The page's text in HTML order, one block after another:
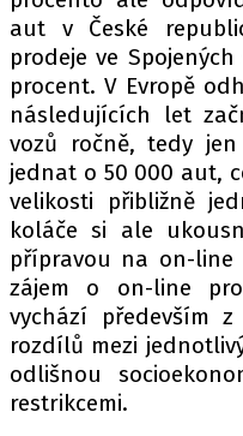
aut v České
prodeje ve
procent. V Evropě
následujících let
vozů ročně, tedy
jednat o 50 000 aut,
velikosti přibližně
koláče si ale
přípravou na on-line
zájem o on-line
vychází především
rozdílů mezi
odlišnou
restrikcemi.